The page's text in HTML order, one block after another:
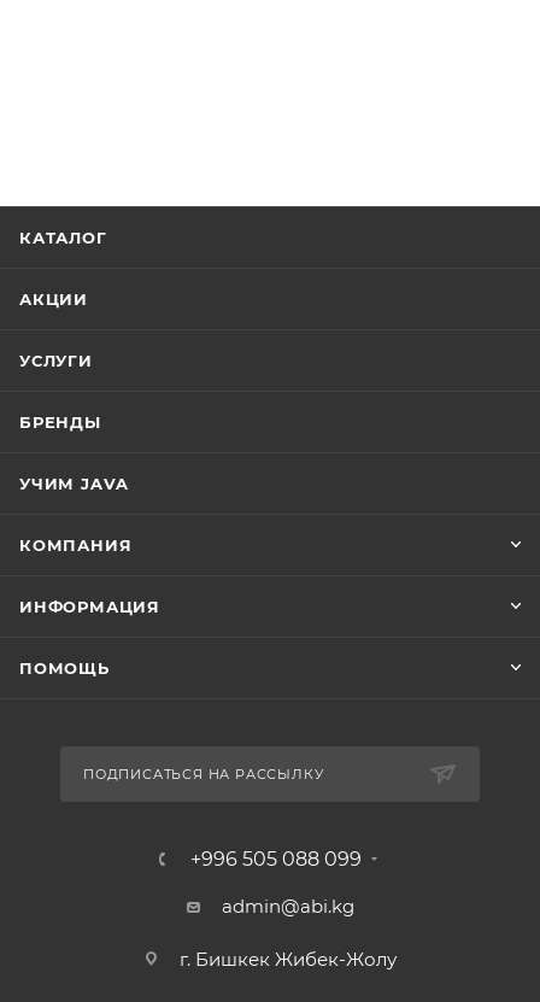
КАТАЛОГ
АКЦИИ
УСЛУГИ
БРЕНДЫ
УЧИМ JAVA
КОМПАНИЯ
ИНФОРМАЦИЯ
ПОМОЩЬ
ПОДПИСАТЬСЯ НА РАССЫЛКУ
+996 505 088 099
admin@abi.kg
г. Бишкек Жибек-Жолу